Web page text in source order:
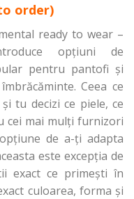
order)
ready to wear –
opțiuni de
pentru pantofi și
Ceea ce
tu decizi ce piele, ce
cei mai mulți furnizori
de a-ți adapta
este excepția de
exact ce primești în
culoarea, forma și